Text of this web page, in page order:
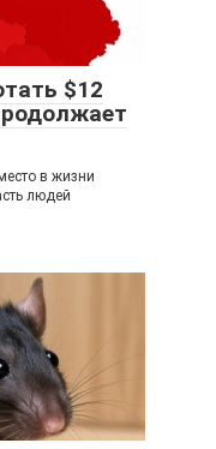
$12
в жизни
людей